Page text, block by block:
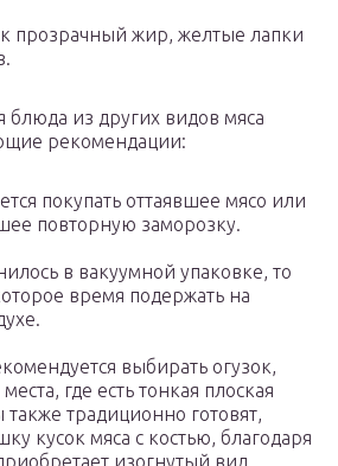
прозрачный жир, желтые лапки
блюда из других видов мяса
рекомендации:
покупать оттаявшее мясо или
повторную заморозку.
в вакуумной упаковке, то
время подержать на
выбирать огузок,
где есть тонкая плоская
также традиционно готовят,
кусок мяса с костью, благодаря
изогнутый вид.